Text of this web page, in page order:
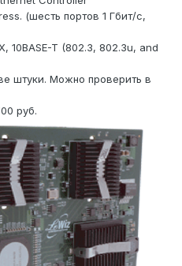
(шесть портов 1 Гбит/с,
10BASE-T (802.3, 802.3u, and
штуки. Можно проверить в
руб.